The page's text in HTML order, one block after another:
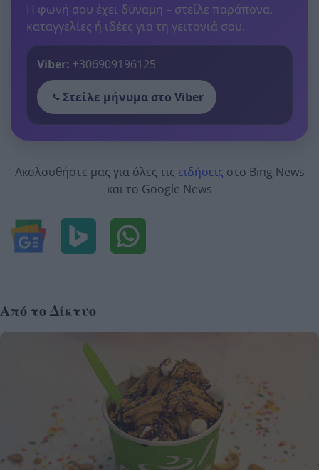
Η φωνή σου έχει δύναμη – στείλε παράπονα,
καταγγελίες ή ιδέες για τη γειτονιά σου.
Viber: +306909196125
Στείλε μήνυμα στο Viber
Ακολουθήστε μας για όλες τις ειδήσεις στο Bing News
και το Google News
Από το Δίκτυο